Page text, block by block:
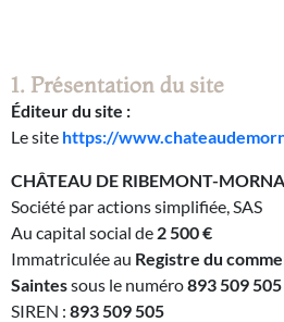
1. Présentation du site
Éditeur du site :
Le site https://
CHÂTEAU DE RIBEMONT-
Société par actions simplifiée, SAS
Au capital social de 2 500 €
Immatriculée au Registre du
Saintessous le numéro893 509 505
SIREN : 893 509 505